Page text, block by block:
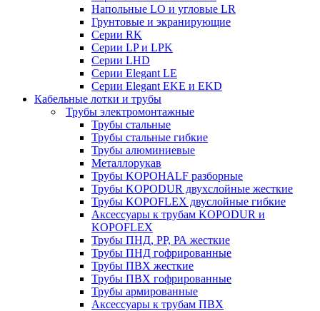
Напольные LO и угловые LR
Грунтовые и экранирующие
Серии RK
Серии LP и LPK
Серии LHD
Серии Elegant LE
Серии Elegant EKE и EKD
Кабельные лотки и трубы
Трубы электромонтажные
Трубы стальные
Трубы стальные гибкие
Трубы алюминиевые
Металлорукав
Трубы KOPOHALF разборные
Трубы KOPODUR двухслойные жесткие
Трубы KOPOFLEX двуслойные гибкие
Аксессуары к трубам KOPODUR и
KOPOFLEX
Трубы ПНД, РР, РА жесткие
Трубы ПНД гофрированные
Трубы ПВХ жесткие
Трубы ПВХ гофрированные
Трубы армированные
Аксессуары к трубам ПВХ